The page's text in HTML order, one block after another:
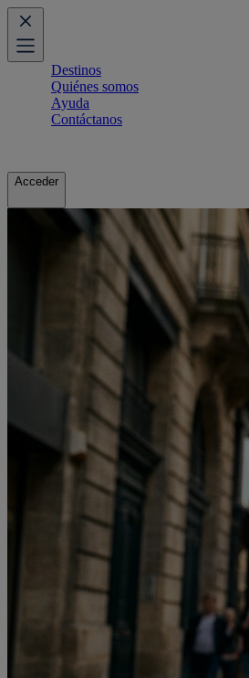
Destinos
Quiénes somos
Ayuda
Contáctanos
Acceder